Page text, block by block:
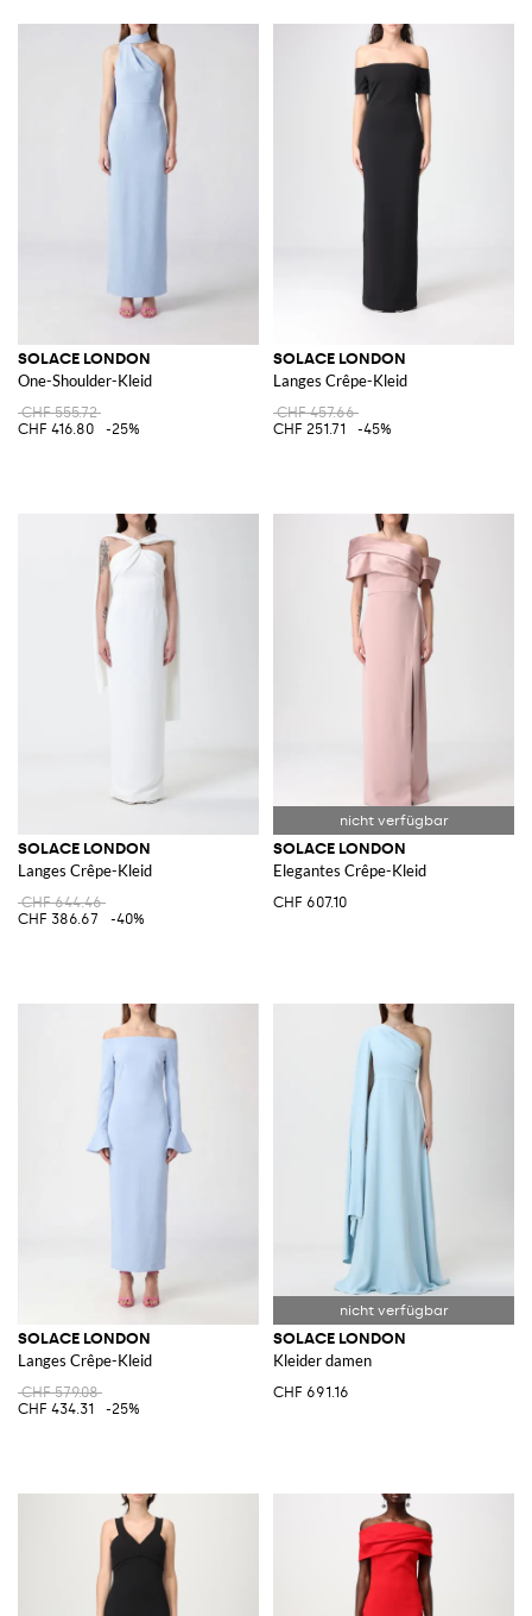
SOLACE LONDON
One-Shoulder-Kleid
CHF 555.72
CHF 416.80
-25%
SOLACE LONDON
Langes Crêpe-Kleid
CHF 457.66
CHF 251.71
-45%
SOLACE LONDON
Langes Crêpe-Kleid
CHF 644.46
CHF 386.67
-40%
SOLACE LONDON
Elegantes Crêpe-Kleid
CHF 607.10
SOLACE LONDON
Langes Crêpe-Kleid
CHF 579.08
CHF 434.31
-25%
SOLACE LONDON
Kleider damen
CHF 691.16